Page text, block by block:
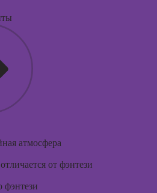
атмосфера
от фэнтези
фэнтези